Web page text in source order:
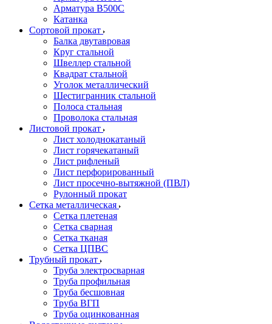
Арматура В500С
Катанка
Сортовой прокат
Балка двутавровая
Круг стальной
Швеллер стальной
Квадрат стальной
Уголок металлический
Шестигранник стальной
Полоса стальная
Проволока стальная
Листовой прокат
Лист холоднокатаный
Лист горячекатаный
Лист рифленый
Лист перфорированный
Лист просечно-вытяжной (ПВЛ)
Рулонный прокат
Сетка металлическая
Сетка плетеная
Сетка сварная
Сетка тканая
Сетка ЦПВС
Трубный прокат
Труба электросварная
Труба профильная
Труба бесшовная
Труба ВГП
Труба оцинкованная